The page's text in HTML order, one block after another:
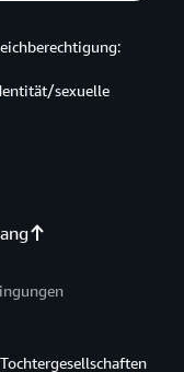
sexuelle